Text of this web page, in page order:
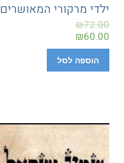
ילדי מרקורי המאושרים
₪72.00
₪60.00
הוספה לסל